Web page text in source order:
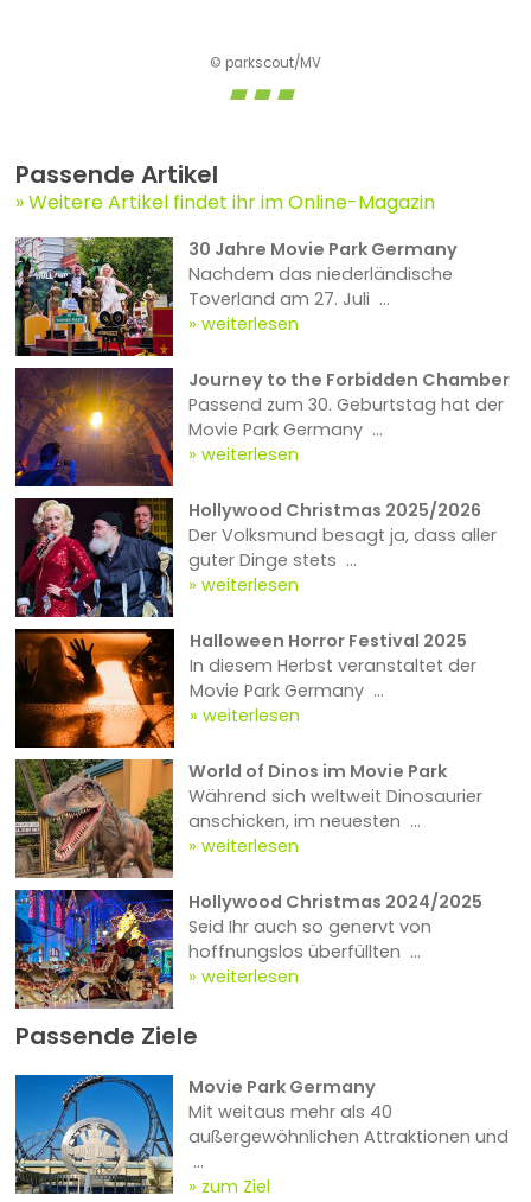
© parkscout/MV
Passende Artikel
Weitere Artikel findet ihr im Online-Magazin
30 Jahre Movie Park Germany
Nachdem das niederländische
Toverland am 27. Juli ...
weiterlesen
Journey to the Forbidden Chamber
Passend zum 30. Geburtstag hat der
Movie Park Germany ...
weiterlesen
Hollywood Christmas 2025/2026
Der Volksmund besagt ja, dass aller
guter Dinge stets ...
weiterlesen
Halloween Horror Festival 2025
In diesem Herbst veranstaltet der
Movie Park Germany ...
weiterlesen
World of Dinos im Movie Park
Während sich weltweit Dinosaurier
anschicken, im neuesten ...
weiterlesen
Hollywood Christmas 2024/2025
Seid Ihr auch so genervt von
hoffnungslos überfüllten ...
weiterlesen
Passende Ziele
Movie Park Germany
Mit weitaus mehr als 40
außergewöhnlichen Attraktionen und
...
zum Ziel